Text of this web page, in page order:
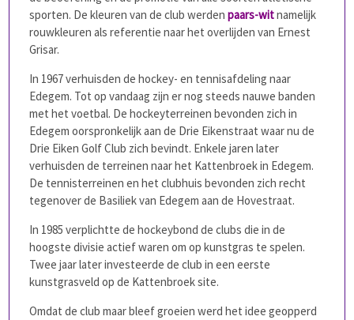
sporten. De kleuren van de club werden paars-witnamelijk
rouwkleuren als referentie naar het overlijden van Ernest
Grisar.
In 1967 verhuisden de hockey- en tennisafdeling naar
Edegem. Tot op vandaag zijn er nog steeds nauwe banden
met het voetbal. De hockeyterreinen bevonden zich in
Edegem oorspronkelijk aan de Drie Eikenstraat waar nu de
Drie Eiken Golf Club zich bevindt. Enkele jaren later
verhuisden de terreinen naar het Kattenbroek in Edegem.
De tennisterreinen en het clubhuis bevonden zich recht
tegenover de Basiliek van Edegem aan de Hovestraat.
In 1985 verplichtte de hockeybond de clubs die in de
hoogste divisie actief waren om op kunstgras te spelen.
Twee jaar later investeerde de club in een eerste
kunstgrasveld op de Kattenbroek site.
Omdat de club maar bleef groeien werd het idee geopperd